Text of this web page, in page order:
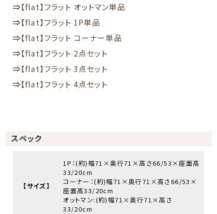
⇒【flat】フラット オットマン単品
⇒【flat】フラット 1P単品
⇒【flat】フラット コーナー単品
⇒【flat】フラット 2点セット
⇒【flat】フラット 3点セット
⇒【flat】フラット 4点セット
スペック
【サイズ】
1P：(約)幅71×奥行71×高さ66/53×座面高
33/20cm
コーナー：(約)幅71×奥行71×高さ66/53×
座面高33/20cm
オットマン:(約)幅71×奥行71×高さ
33/20cm